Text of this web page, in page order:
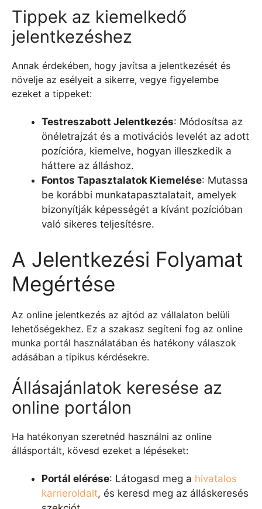
Tippek az kiemelkedő
jelentkezéshez
Annak érdekében, hogy javítsa a jelentkezését és
növelje az esélyeit a sikerre, vegye figyelembe
ezeket a tippeket:
Testreszabott Jelentkezés: Módosítsa az
önéletrajzát és a motivációs levelét az adott
pozícióra, kiemelve, hogyan illeszkedik a
háttere az álláshoz.
Fontos Tapasztalatok Kiemelése: Mutassa
be korábbi munkatapasztalatait, amelyek
bizonyítják képességét a kívánt pozícióban
való sikeres teljesítésre.
A Jelentkezési Folyamat
Megértése
Az online jelentkezés az ajtód az vállalaton belüli
lehetőségekhez. Ez a szakasz segíteni fog az online
munka portál használatában és hatékony válaszok
adásában a tipikus kérdésekre.
Állásajánlatok keresése az
online portálon
Ha hatékonyan szeretnéd használni az online
állásportált, kövesd ezeket a lépéseket:
Portál elérése: Látogasd meg a hivatalos
karrieroldalt, és keresd meg az álláskeresés